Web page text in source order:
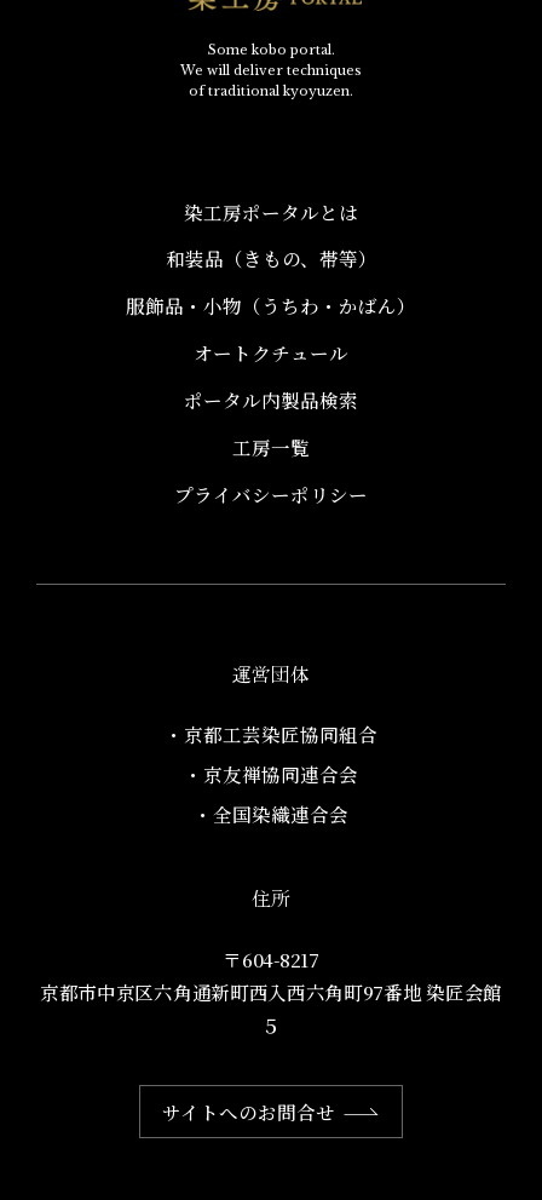
Some kobo portal.
We will deliver techniques
of traditional kyoyuzen.
染工房ポータルとは
和装品（きもの、帯等）​
服飾品・小物​（うちわ・かばん）
オートクチュール
ポータル内製品検索
工房一覧
プライバシーポリシー
運営団体
・京都工芸染匠協同組合​
・京友禅協同連合会
・全国染織連合会
住所
〒604-8217
京都市中京区六角通新町西入西六角町97番地​ 染匠会館
５
サイトへのお問合せ